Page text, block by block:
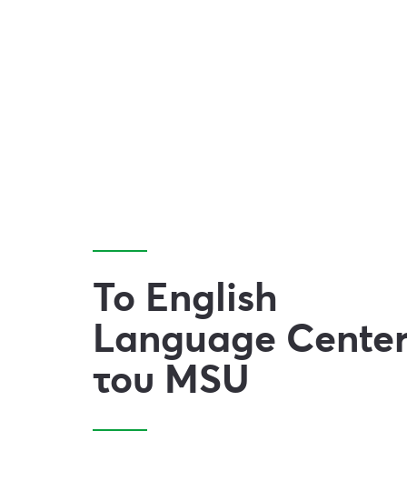
Το English
Language
του MSU